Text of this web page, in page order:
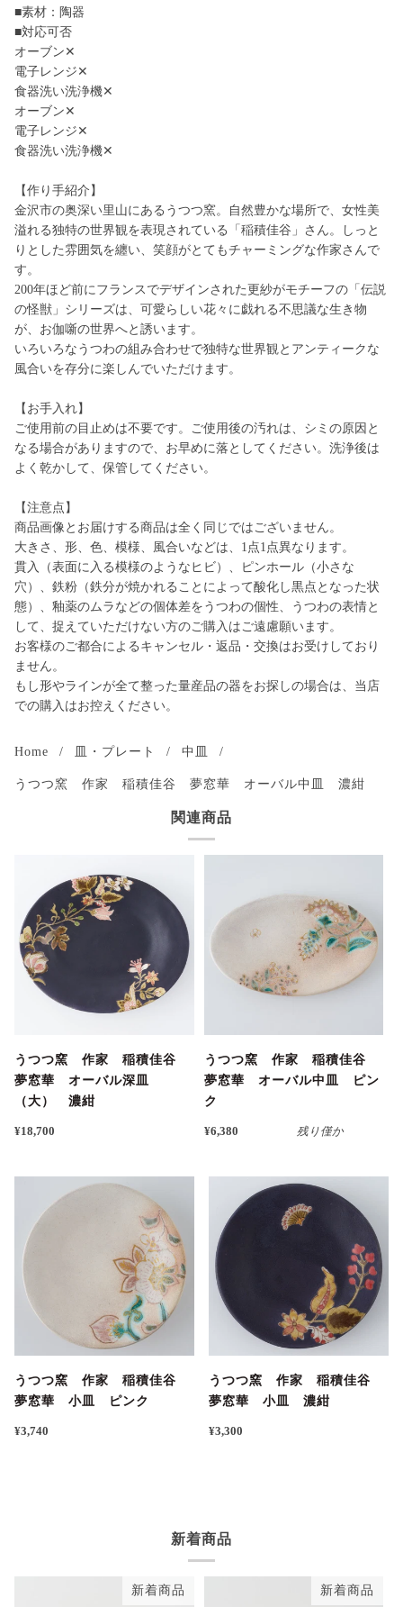
■素材：陶器
■対応可否
オーブン✕
電子レンジ✕
食器洗い洗浄機✕
オーブン✕
電子レンジ✕
食器洗い洗浄機✕
【作り手紹介】
金沢市の奥深い里山にあるうつつ窯。自然豊かな場所で、女性美
溢れる独特の世界観を表現されている「稲積佳谷」さん。しっと
りとした雰囲気を纏い、笑顔がとてもチャーミングな作家さんで
す。
200年ほど前にフランスでデザインされた更紗がモチーフの「伝説
の怪獣」シリーズは、可愛らしい花々に戯れる不思議な生き物
が、お伽噺の世界へと誘います。
いろいろなうつわの組み合わせで独特な世界観とアンティークな
風合いを存分に楽しんでいただけます。
【お手入れ】
ご使用前の目止めは不要です。ご使用後の汚れは、シミの原因と
なる場合がありますので、お早めに落としてください。洗浄後は
よく乾かして、保管してください。
【注意点】
商品画像とお届けする商品は全く同じではございません。
大きさ、形、色、模様、風合いなどは、1点1点異なります。
貫入（表面に入る模様のようなヒビ）、ピンホール（小さな
穴）、鉄粉（鉄分が焼かれることによって酸化し黒点となった状
態）、釉薬のムラなどの個体差をうつわの個性、うつわの表情と
して、捉えていただけない方のご購入はご遠慮願います。
お客様のご都合によるキャンセル・返品・交換はお受けしており
ません。
もし形やラインが全て整った量産品の器をお探しの場合は、当店
での購入はお控えください。
Home / 皿・プレート / 中皿 /
うつつ窯 作家 稲積佳谷 夢窓華 オーバル中皿 濃紺
関連商品
うつつ窯 作家 稲積佳谷
夢窓華 オーバル深皿
（大） 濃紺
¥18,700
うつつ窯 作家 稲積佳谷
夢窓華 オーバル中皿 ピン
ク
¥6,380 残り僅か
うつつ窯 作家 稲積佳谷
夢窓華 小皿 ピンク
¥3,740
うつつ窯 作家 稲積佳谷
夢窓華 小皿 濃紺
¥3,300
新着商品
新着商品 新着商品